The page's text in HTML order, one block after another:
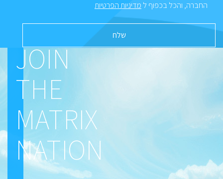
החברה, והכל בכפוף ל מדיניות הפרטיות
JOIN
THE
MATRIX
NATION